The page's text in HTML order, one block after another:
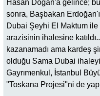
Hasan Doğan'a gelince;
sonra, Başbakan
Dubai Şeyhi El Maktum
arazisinin ihalesine
kazanamadı ama kardeş
olduğu Sama Dubai
Gayrımenkul, İstanbul
"Toskana Projesi"ni de